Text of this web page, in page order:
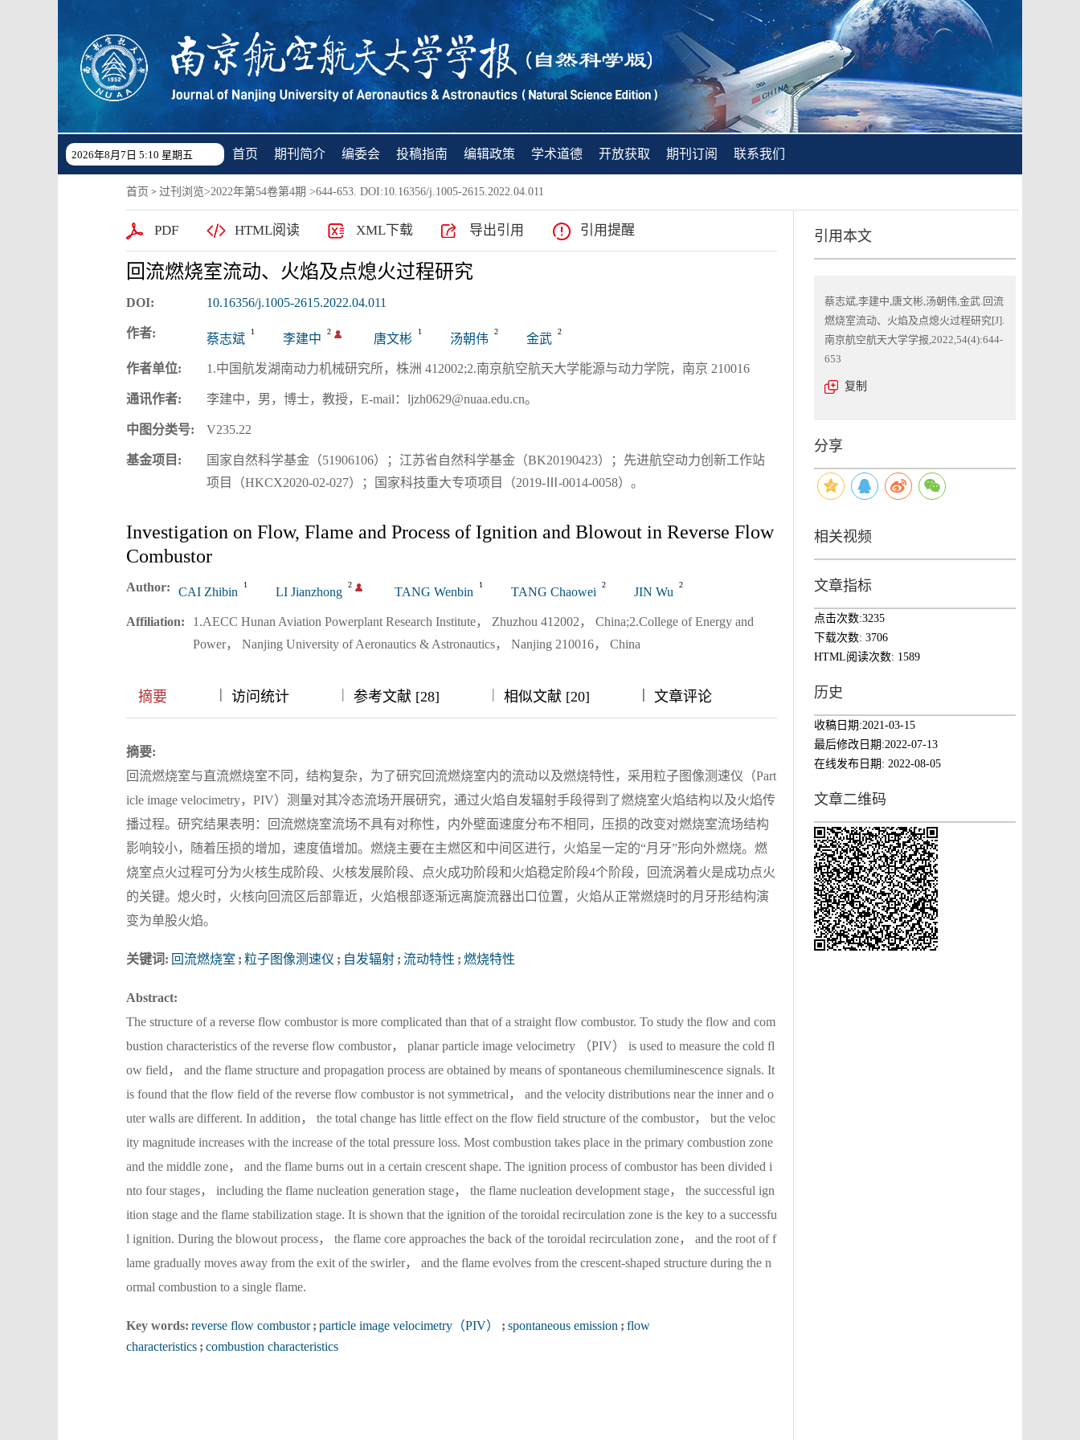
2026年8月7日 5:10 星期五 首页 期刊简介 编委会 投稿指南 编辑政策 学术道德 开放获取 期刊订阅 联系我们
首页 > 过刊浏览>2022年第54卷第4期 >644-653. DOI:10.16356/j.1005-2615.2022.04.011
PDF HTML阅读 XML下载 导出引用 引用提醒
回流燃烧室流动、火焰及点熄火过程研究
DOI: 10.16356/j.1005-2615.2022.04.011
作者: 蔡志斌
1
李建中
2
唐文彬
1
汤朝伟
2
金武
2
作者单位: 1.中国航发湖南动力机械研究所，株洲 412002;2.南京航空航天大学能源与动力学院，南京 210016
通讯作者: 李建中，男，博士，教授，E-mail：ljzh0629@nuaa.edu.cn。
中图分类号: V235.22
基金项目:
国家自然科学基金（51906106）；江苏省自然科学基金（BK20190423）；先进航空动力创新工作站
项目（HKCX2020-02-027）；国家科技重大专项项目（2019-Ⅲ-0014-0058）。
Investigation on Flow, Flame and Process of Ignition and Blowout in Reverse Flow
Combustor
Author: CAI Zhibin
1
LI Jianzhong
2
TANG Wenbin
1
TANG Chaowei
2
JIN Wu
2
Affiliation:
1.AECC Hunan Aviation Powerplant Research Institute， Zhuzhou 412002， China;2.College of Energy and
Power， Nanjing University of Aeronautics & Astronautics， Nanjing 210016， China
摘要 || 访问统计 | 参考文献 [28] | 相似文献 [20] ||| 文章评论
摘要:
回流燃烧室与直流燃烧室不同，结构复杂，为了研究回流燃烧室内的流动以及燃烧特性，采用粒子图像测速仪（Part
icle image velocimetry，PIV）测量对其冷态流场开展研究，通过火焰自发辐射手段得到了燃烧室火焰结构以及火焰传
播过程。研究结果表明：回流燃烧室流场不具有对称性，内外壁面速度分布不相同，压损的改变对燃烧室流场结构
影响较小，随着压损的增加，速度值增加。燃烧主要在主燃区和中间区进行，火焰呈一定的“月牙”形向外燃烧。燃
烧室点火过程可分为火核生成阶段、火核发展阶段、点火成功阶段和火焰稳定阶段4个阶段，回流涡着火是成功点火
的关键。熄火时，火核向回流区后部靠近，火焰根部逐渐远离旋流器出口位置，火焰从正常燃烧时的月牙形结构演
变为单股火焰。
关键词: 回流燃烧室 ; 粒子图像测速仪 ; 自发辐射 ; 流动特性 ; 燃烧特性
Abstract:
The structure of a reverse flow combustor is more complicated than that of a straight flow combustor. To study the flow and com
bustion characteristics of the reverse flow combustor， planar particle image velocimetry （PIV） is used to measure the cold fl
ow field， and the flame structure and propagation process are obtained by means of spontaneous chemiluminescence signals. It
is found that the flow field of the reverse flow combustor is not symmetrical， and the velocity distributions near the inner and o
uter walls are different. In addition， the total change has little effect on the flow field structure of the combustor， but the veloc
ity magnitude increases with the increase of the total pressure loss. Most combustion takes place in the primary combustion zone
and the middle zone， and the flame burns out in a certain crescent shape. The ignition process of combustor has been divided i
nto four stages， including the flame nucleation generation stage， the flame nucleation development stage， the successful ign
ition stage and the flame stabilization stage. It is shown that the ignition of the toroidal recirculation zone is the key to a successfu
l ignition. During the blowout process， the flame core approaches the back of the toroidal recirculation zone， and the root of f
lame gradually moves away from the exit of the swirler， and the flame evolves from the crescent-shaped structure during the n
ormal combustion to a single flame.
Key words: reverse flow combustor ; particle image velocimetry（PIV） ; spontaneous emission ; flow
characteristics ; combustion characteristics
引用本文
蔡志斌,李建中,唐文彬,汤朝伟,金武.回流
燃烧室流动、火焰及点熄火过程研究[J].
南京航空航天大学学报,2022,54(4):644-
653
复制
分享
相关视频
文章指标
点击次数:3235
下载次数: 3706
HTML阅读次数: 1589
历史
收稿日期:2021-03-15
最后修改日期:2022-07-13
在线发布日期: 2022-08-05
文章二维码